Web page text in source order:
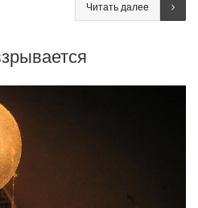
Читать далее